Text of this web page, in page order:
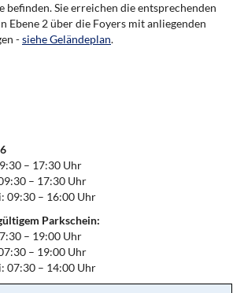
befinden. Sie erreichen die entsprechenden
Ebene 2 über die Foyers mit anliegenden
-siehe Geländeplan.
– 17:30 Uhr
– 17:30 Uhr
09:30 – 16:00 Uhr
Parkschein:
– 19:00 Uhr
– 19:00 Uhr
07:30 – 14:00 Uhr